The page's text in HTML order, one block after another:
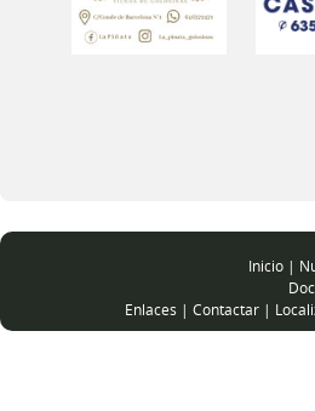
Inicio |
Enlaces | Contactar |